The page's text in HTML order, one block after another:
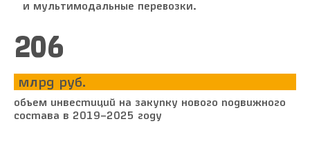
и мультимодальные перевозки.
236
млрд руб.
объем инвестиций на закупку нового подвижного
состава в 2019–2025 году